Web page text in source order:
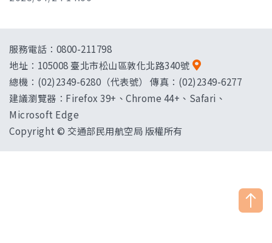
服務電話：0800-211798
地址： 105008 臺北市松山區敦化北路340號
總機：(02)2349-6280（代表號） 傳真：(02)2349-6277
建議瀏覽器：Firefox 39+、Chrome 44+、Safari、
Microsoft Edge
Copyright © 交通部民用航空局 版權所有